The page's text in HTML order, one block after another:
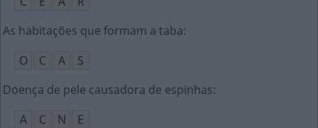
As habitações que formam a taba:
O
C A
S
Doença de pele causadora de espinhas:
A
C N
E